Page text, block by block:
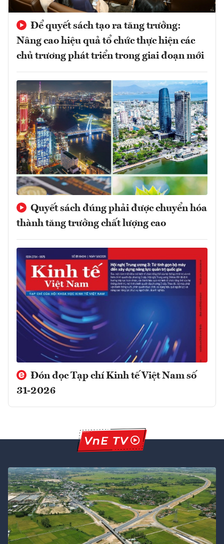
Để quyết sách tạo ra tăng trưởng:
Nâng cao hiệu quả tổ chức thực hiện các
chủ trương phát triển trong giai đoạn mới
Quyết sách đúng phải được chuyển hóa
thành tăng trưởng chất lượng cao
Đón đọc Tạp chí Kinh tế Việt Nam số
31-2026